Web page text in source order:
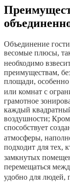
Объединение
весомые плюсы,
необходимо
преимуществам,
площади, особенно
или комнат с
грамотное
каждый
воздушности;
способствует
атмосферы,
подходит для тех,
замкнутых
перемещаться
удобно для людей,